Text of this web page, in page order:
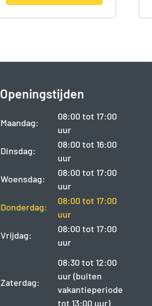
Openingstijden
Maandag:
08:00 tot 17:00
uur
Dinsdag:
08:00 tot 16:00
uur
Woensdag:
08:00 tot 17:00
uur
Donderdag:
08:00 tot 17:00
uur
Vrijdag:
08:00 tot 17:00
uur
Zaterdag:
08:30 tot 12:00
uur (buiten
vakantieperiode
tot 13:00 uur)